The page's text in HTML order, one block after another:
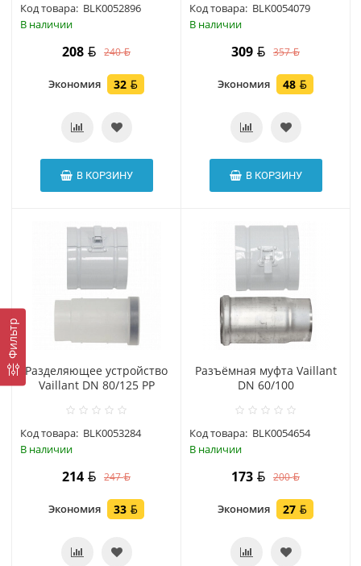
Фильтр
Код товара: BLK0052896
В наличии
208 240
Экономия 32
В КОРЗИНУ
Код товара: BLK0054079
В наличии
309 357
Экономия 48
В КОРЗИНУ
Разделяющее устройство
Vaillant DN 80/125 PP
Код товара: BLK0053284
В наличии
214 247
Экономия 33
Разъёмная муфта Vaillant
DN 60/100
Код товара: BLK0054654
В наличии
173 200
Экономия 27